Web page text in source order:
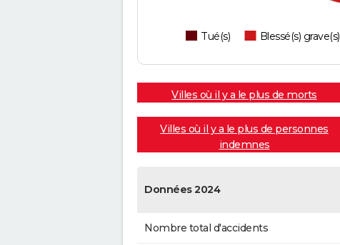
Tué(s) Blessé(s) grave(s)
Villes où il y a le plus de morts
Villes où il y a le plus de personnes
indemnes
Données 2024
Nombre total d'accidents